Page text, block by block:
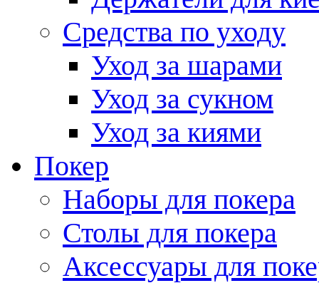
Средства по уходу
Уход за шарами
Уход за сукном
Уход за киями
Покер
Наборы для покера
Столы для покера
Аксессуары для